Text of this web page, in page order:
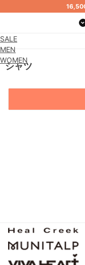
SALE
MEN
WOMEN
シャツ